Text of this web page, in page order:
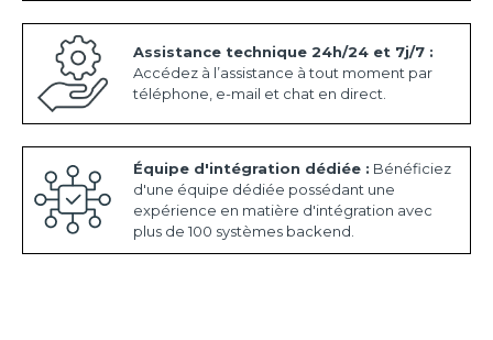
Assistance technique 24h/24 et 7j/7 :
Accédez à l’assistance à tout moment par
téléphone, e-mail et chat en direct.
Équipe d'intégration dédiée : Bénéficiez
d'une équipe dédiée possédant une
expérience en matière d'intégration avec
plus de 100 systèmes backend.